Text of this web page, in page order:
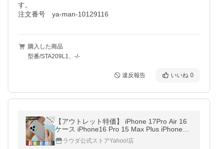
す。
注文番号　ya-man-10129116
購入した商品
型番/STA209L1、-/-
違反報告 いいね 0
【アウトレット特価】 iPhone 17Pro Air 16
ケース iPhone16 Pro 15 Max Plus iPhone15
iPhone14 13 シリコン iPhoneケース アイフ
ォン ブランド Holdit
ラウダ公式ストアYahoo!店